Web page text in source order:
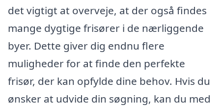
det vigtigt at overveje, at der også findes
mange dygtige frisører i de nærliggende
byer. Dette giver dig endnu flere
muligheder for at finde den perfekte
frisør, der kan opfylde dine behov. Hvis du
ønsker at udvide din søgning, kan du med